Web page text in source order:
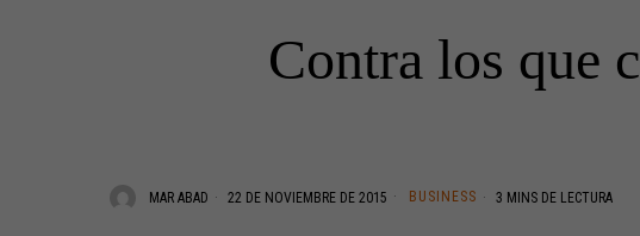
Contra los que
MAR ABAD 22 DE NOVIEMBRE DE 2015 BUSINESS 3 MINS DE LECTURA